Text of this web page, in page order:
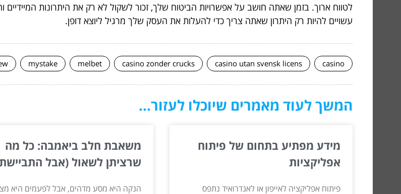
לטווח ארוך. בזמן שאתה חושב על אפשרויות הביטוח שלך, זכור לשקול לא רק את היתרונות
עשויים להיות רק היתרון שאתה צריך כדי להעלות את העסק שלך מרגיל ליוצא דופן.
casino
casino utan svensk licens
casino zonder crucks
melbet
mystake
המשך לעוד מאמרים שיוכלו לעזור...
מידע מפתיע בתחום של פיתוח
אפליקציות
פיתוח אפליקציה לאייפון או לאנדרואיד נתפס
משאבת חלב ביאמבה: כל מה
שרציתן לשאול (אבל
הנקה היא מסע מדהים, אבל לפעמים היא